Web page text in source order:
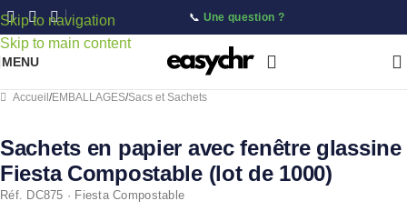
Skip to navigation
Skip to main content
📞 Une question ?
MENU
Accueil /EMBALLAGES/Sacs et Sachets
Sachets en papier avec fenêtre glassine
Fiesta Compostable (lot de 1000)
Réf. DC875 · Fiesta Compostable